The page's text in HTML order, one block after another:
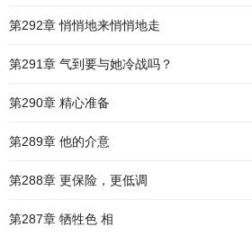
第292章 悄悄地来悄悄地走
第291章 气到要与她冷战吗？
第290章 精心准备
第289章 他的介意
第288章 更保险，更低调
第287章 牺牲色 相